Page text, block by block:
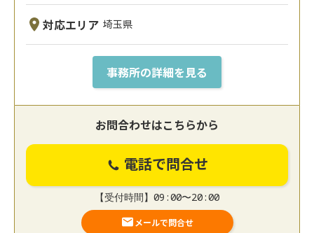
対応エリア 埼玉県
事務所の詳細を見る
お問合わせはこちらから
電話で問合せ
【受付時間】09:00〜20:00
メールで問合せ